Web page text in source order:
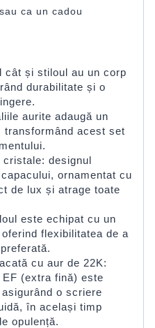
ca un cadou
cât și stiloul au un corp
durabilitate și o
aurite adaugă un
transformând acest set
designul
ornamentat cu
de lux și atrage toate
este echipat cu un
flexibilitatea de a
cu aur de 22K:
(extra fină) este
o scriere
în același timp
opulență.